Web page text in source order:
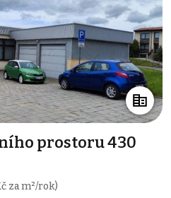
prostoru 430
za m²/rok)